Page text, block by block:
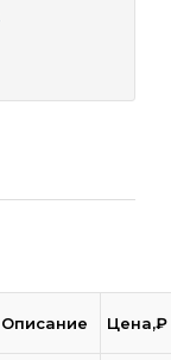
Описание Цена,₽